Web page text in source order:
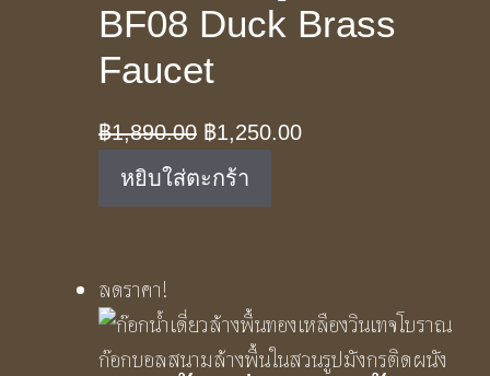
BF08 Duck Brass
Faucet
฿1,890.00 Original
price
was:
฿1,250.00Current
หยิบใส่ตะกร้า
ลดราคา!